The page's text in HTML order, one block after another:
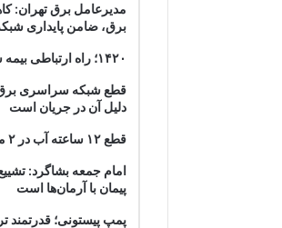
برق، ضامن پایداری
۱۴۲۰؛ راه ارتباطی بیمه شدگان تأمین‌اجتماعی
قطع شبکه سراسری برق
دلیل آن در جریان است
قطع ۱۲ ساعته آب در ۲ محله بندرعباس
امام جمعه بشاگرد:
پیمان با آرمان‌ها است
پمپ پیستونی؛ قدرتمند